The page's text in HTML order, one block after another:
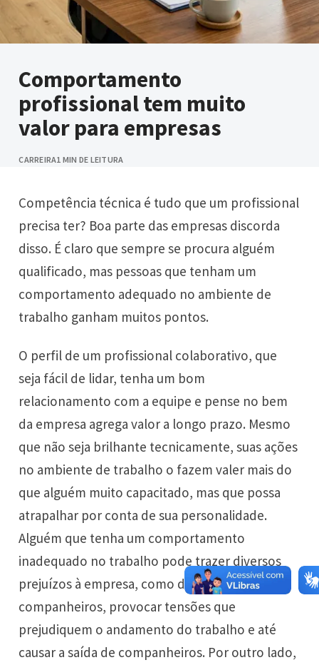
Comportamento
profissional tem muito
valor para empresas
CARREIRA1 MIN DE LEITURA
Competência técnica é tudo que um profissional
precisa ter? Boa parte das empresas discorda
disso. É claro que sempre se procura alguém
qualificado, mas pessoas que tenham um
comportamento adequado no ambiente de
trabalho ganham muitos pontos.
O perfil de um profissional colaborativo, que
seja fácil de lidar, tenha um bom
relacionamento com a equipe e pense no bem
da empresa agrega valor a longo prazo. Mesmo
que não seja brilhante tecnicamente, suas ações
no ambiente de trabalho o fazem valer mais do
que alguém muito capacitado, mas que possa
atrapalhar por conta de sua personalidade.
Alguém que tenha um comportamento
inadequado no trabalho pode trazer diversos
prejuízos à empresa, como desmotivar seus
companheiros, provocar tensões que
prejudiquem o andamento do trabalho e até
causar a saída de companheiros. Por outro lado,